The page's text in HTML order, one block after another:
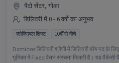
पैटो सेंटर, गोआ
डिलिवरी में 0 - 6 वर्षो का अनुभव
फ्लेक्सिबल शिफ्ट 10वीं से नीचे
Dominos डिलिवरी श्रेणी में डिलिवरी बॉय पद के
भूमिका में Fixed वेतन संरचना मिलती है। यह वैकेंसी